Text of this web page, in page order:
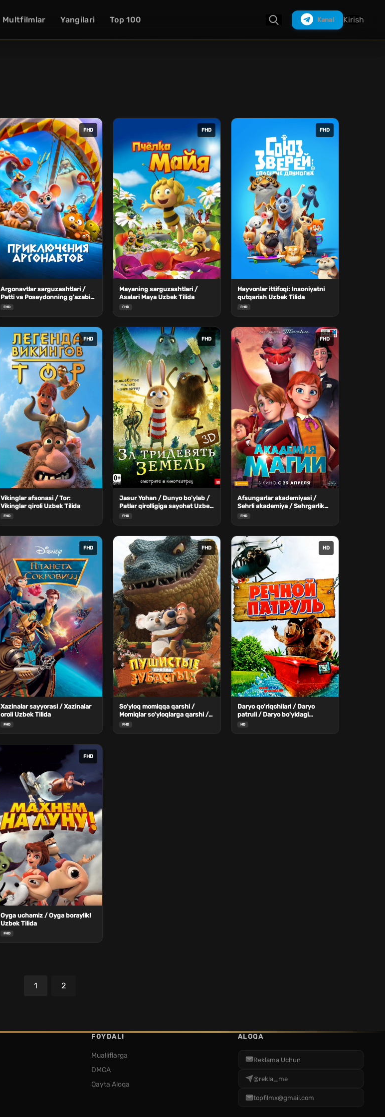
Multfilmlar Yangilari Top 100 Kanal Kirish
FHD
Argonavtlar sarguzashtlari /
Patti va Poseydonning g'azabi
Uzbek Tilida
FHD
FHD
Mayaning sarguzashtlari /
Asalari Maya Uzbek Tilida
FHD
FHD
Hayvonlar ittifoqi: Insoniyatni
qutqarish Uzbek Tilida
FHD
FHD
Vikinglar afsonasi / Tor:
Vikinglar qiroli Uzbek Tilida
FHD
FHD
Jasur Yohan / Dunyo bo'ylab /
Patlar qirolligiga sayohat Uzbek
Tilida
FHD
FHD
Afsungarlar akademiyasi /
Sehrli akademiya / Sehrgarlik
maktabi Uzbek Tilida
FHD
FHD
Xazinalar sayyorasi / Xazinalar
oroli Uzbek Tilida
FHD
FHD
So'yloq momiqqa qarshi /
Momiqlar so'yloqlarga qarshi /
Mo'ynali va tishli Uzbek Tilida
FHD
HD
Daryo qo'riqchilari / Daryo
patruli / Daryo bo'yidagi
ertaklar Uzbek Tilida
HD
FHD
Oyga uchamiz / Oyga boraylik!
Uzbek Tilida
FHD
1 2
FOYDALI
Mualliflarga
DMCA
Qayta Aloqa
ALOQA
Reklama Uchun
@rekla_me
topfilmx@gmail.com